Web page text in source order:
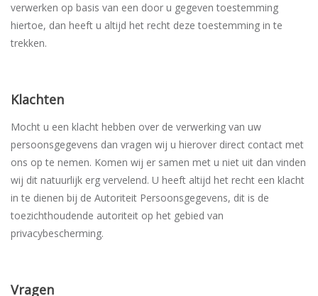
verwerken op basis van een door u gegeven toestemming
hiertoe, dan heeft u altijd het recht deze toestemming in te
trekken.
Klachten
Mocht u een klacht hebben over de verwerking van uw
persoonsgegevens dan vragen wij u hierover direct contact met
ons op te nemen. Komen wij er samen met u niet uit dan vinden
wij dit natuurlijk erg vervelend. U heeft altijd het recht een klacht
in te dienen bij de Autoriteit Persoonsgegevens, dit is de
toezichthoudende autoriteit op het gebied van
privacybescherming.
Vragen